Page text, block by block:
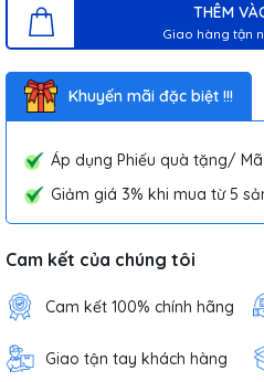
THÊM
Giao hàng tận
Khuyến mãi đặc biệt !!!
Áp dụng Phiếu quà tặng/
Giảm giá 3% khi mua từ 5
Cam kết của chúng tôi
Cam kết 100% chính hãng
Giao tận tay khách hàng